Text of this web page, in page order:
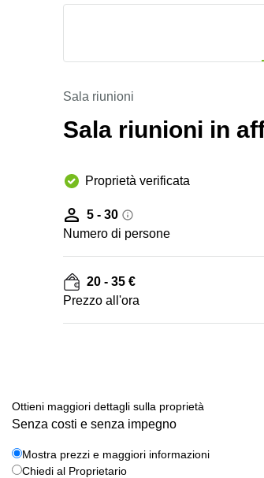
Sala riunioni
Sala riunioni in
Proprietà verificata
5 - 30
Numero di persone
20 - 35 €
Prezzo all'ora
Ottieni maggiori dettagli sulla proprietà
Senza costi e senza impegno
Mostra prezzi e maggiori informazioni
Chiedi al Proprietario